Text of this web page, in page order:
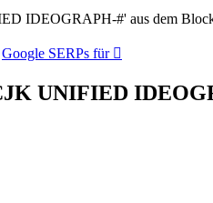
IDEOGRAPH-#' aus dem
Google SERPs für 𩮱
UNIFIED